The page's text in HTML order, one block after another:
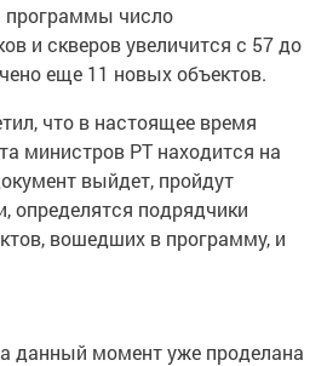
программы число
и скверов увеличится с 57 до
еще 11 новых объектов.
что в настоящее время
министров РТ находится на
выйдет, пройдут
определятся подрядчики
вошедших в программу, и
данный момент уже проделана